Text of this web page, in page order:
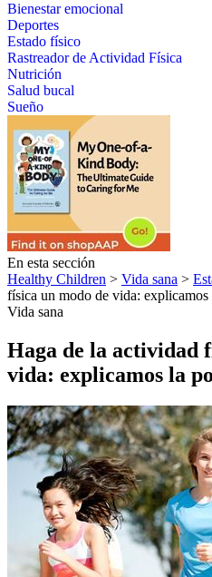
Bienestar emocional
Deportes
Estado físico
Rastreador de Actividad Física
Nutrición
Salud bucal
Sueño
En esta sección
Healthy Children > Vida sana >
física un modo de vida:
Vida sana
Haga de la actividad
vida: explicamos la